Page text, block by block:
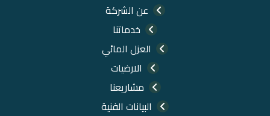
عن الشركة
خدماتنا
العزل المائي
الارضيات
مشاريعنا
البيانات الفنية